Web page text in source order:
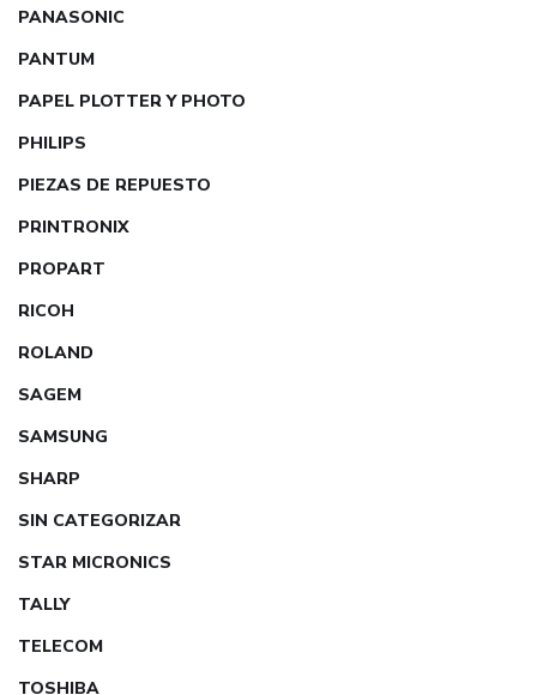
PANASONIC
PANTUM
PAPEL PLOTTER Y PHOTO
PHILIPS
PIEZAS DE REPUESTO
PRINTRONIX
PROPART
RICOH
ROLAND
SAGEM
SAMSUNG
SHARP
SIN CATEGORIZAR
STAR MICRONICS
TALLY
TELECOM
TOSHIBA